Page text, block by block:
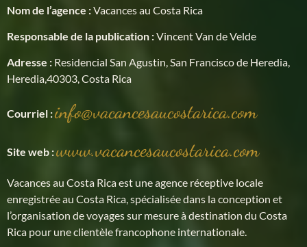
Nom de l’agence :Vacances au Costa Rica
Responsable de la publication :Vincent Van de Velde
Adresse : Residencial San Agustin, San Francisco de Heredia,
Heredia,40303, Costa Rica
Courriel :info@vacancesaucostarica.com
Site web :www.vacancesaucostarica.com
Vacances au Costa Rica est une agence réceptive locale
enregistrée au Costa Rica, spécialisée dans la conception et
l’organisation de voyages sur mesure à destination du Costa
Rica pour une clientèle francophone internationale.